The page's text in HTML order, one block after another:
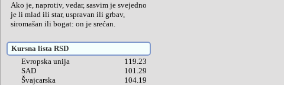
Ako je, naprotiv, vedar, sasvim je svejedno
je li mlad ili star, uspravan ili grbav,
siromašan ili bogat: on je srećan.
Kursna lista RSD
Evropska unija
119.23
SAD
101.29
Švajcarska
104.19